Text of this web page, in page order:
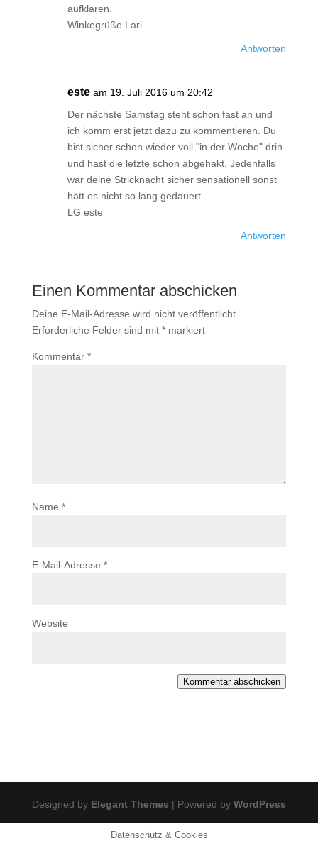
aufklaren.
Winkegrüße Lari
Antworten
este am 19. Juli 2016 um 20:42
Der nächste Samstag steht schon fast an und
ich komm erst jetzt dazu zu kommentieren. Du
bist sicher schon wieder voll "in der Woche" drin
und hast die letzte schon abgehakt. Jedenfalls
war deine Stricknacht sicher sensationell sonst
hätt es nicht so lang gedauert.
LG este
Antworten
Einen Kommentar abschicken
Deine E-Mail-Adresse wird nicht veröffentlicht.
Erforderliche Felder sind mit *markiert
Kommentar *
Name *
E-Mail-Adresse *
Website
Kommentar abschicken
Designed by Elegant Themes | Powered by WordPress
Datenschutz & Cookies